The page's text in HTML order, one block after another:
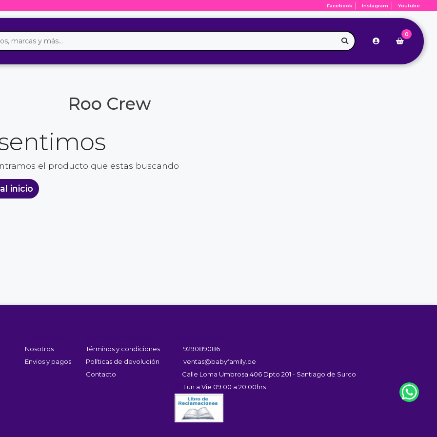
Facebook Instagram Youtube
0
Roo Crew
el producto que estas buscando
inicio
Nosotros
Envios y pagos
Términos y condiciones
Políticas de devolución
Contacto
929089086
ventas@babyfamily.pe
Calle Loma Umbrosa 406 Dpto 201 - Santiago de Surco
Lun a Vie 09:00 a 20:00hrs